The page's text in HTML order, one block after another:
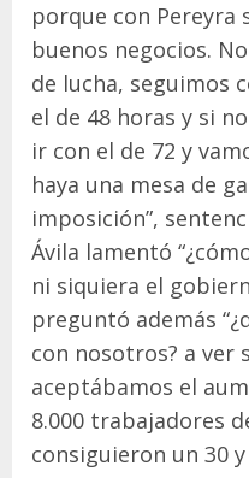
porque con Pereyra
buenos negocios.
de lucha, seguimos
el de 48 horas y si
ir con el de 72 y
haya una mesa de
imposición”,
Ávila lamentó
ni siquiera el
preguntó además
con nosotros? a ver
aceptábamos el
8.000 trabajadores
consiguieron un 30